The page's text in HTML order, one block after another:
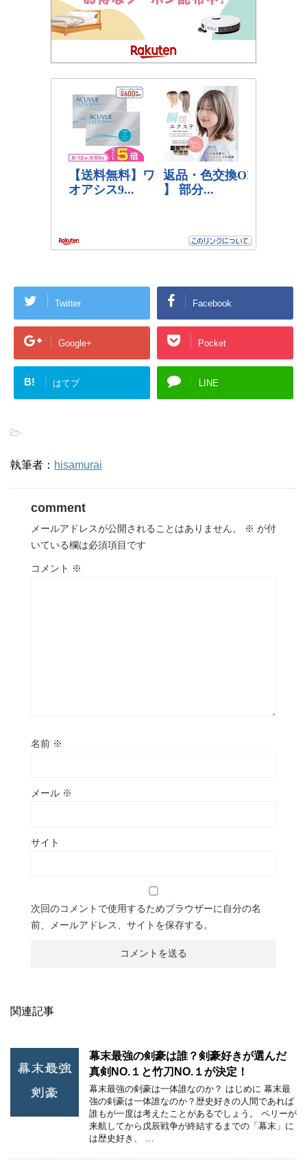
Twitter Facebook
Google+ Pocket
B! はてブ LINE
-
執筆者： hisamurai
comment
メールアドレスが公開されることはありません。 ※ が付
いている欄は必須項目です
コメント ※
名前 ※
メール ※
サイト
次回のコメントで使用するためブラウザーに自分の名
前、メールアドレス、サイトを保存する。
関連記事
幕末最強の剣豪は誰？剣豪好きが選んだ
真剣NO.１と竹刀NO.１が決定！
幕末最強の剣豪は一体誰なのか？ はじめに 幕末最
強の剣豪は一体誰なのか？歴史好きの人間であれば
誰もが一度は考えたことがあるでしょう。 ペリーが
来航してから戊辰戦争が終結するまでの「幕末」に
は歴史好き、 …